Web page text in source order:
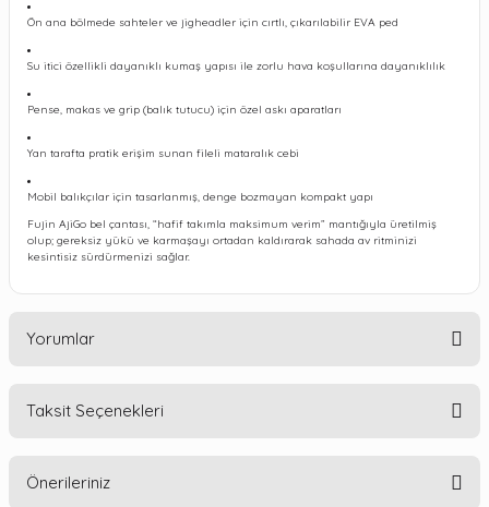
Ön ana bölmede sahteler ve jigheadler için cırtlı, çıkarılabilir EVA ped
Su itici özellikli dayanıklı kumaş yapısı ile zorlu hava koşullarına dayanıklılık
Pense, makas ve grip (balık tutucu) için özel askı aparatları
Yan tarafta pratik erişim sunan fileli mataralık cebi
Mobil balıkçılar için tasarlanmış, denge bozmayan kompakt yapı
Fujin AjiGo bel çantası, “hafif takımla maksimum verim” mantığıyla üretilmiş
olup; gereksiz yükü ve karmaşayı ortadan kaldırarak sahada av ritminizi
kesintisiz sürdürmenizi sağlar.
Yorumlar
Taksit Seçenekleri
Önerileriniz